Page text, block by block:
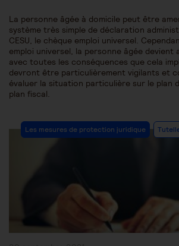
La personne âgée à domicile peut être
système très simple de déclaration
CESU, le chèque emploi universel.
emploi universel, la personne âgée devient
avec toutes les conséquences que cela
devront être particulièrement vigilants et
évaluer la situation particulière sur le plan
plan fiscal.
Post
Category:
Les mesures de protection juridique